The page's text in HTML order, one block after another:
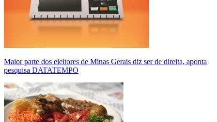
Maior parte dos eleitores de Minas Gerais diz ser de direita, aponta
pesquisa DATATEMPO